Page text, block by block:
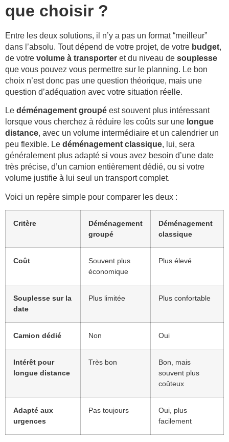
que choisir ?
Entre les deux solutions, il n’y a pas un format “meilleur”
dans l’absolu. Tout dépend de votre projet, de votre budget,
de votre volume à transporter et du niveau de souplesse
que vous pouvez vous permettre sur le planning. Le bon
choix n’est donc pas une question théorique, mais une
question d’adéquation avec votre situation réelle.
Le déménagement groupé est souvent plus intéressant
lorsque vous cherchez à réduire les coûts sur une longue
distance, avec un volume intermédiaire et un calendrier un
peu flexible. Le déménagement classique, lui, sera
généralement plus adapté si vous avez besoin d’une date
très précise, d’un camion entièrement dédié, ou si votre
volume justifie à lui seul un transport complet.
Voici un repère simple pour comparer les deux :
Critère
Déménagement
groupé
Déménagement
classique
Coût
Souvent plus
économique
Plus élevé
Souplesse sur la
date
Plus limitée Plus confortable
Camion dédié Non Oui
Intérêt pour
longue distance
Très bon
Bon, mais
souvent plus
coûteux
Adapté aux
urgences
Pas toujours
Oui, plus
facilement